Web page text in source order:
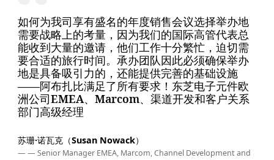
如何为我司享有盛名的年度销售会议选择举办地
需要战略上的考量，因为我们的国际高管代表总
能收到大量的邀请，他们工作十分繁忙，迫切需
要合适的旅行时间。承办团队因此必须确保举办
地是具备吸引力的，还能提供完善的基础设施
——阿布扎比满足了所有要求！东芝电子元件欧
洲公司EMEA、Marcom、渠道开发和客户关系
部门高级经理
苏珊·诺瓦克（Susan Nowack）
— — Senior Manager EMEA, Marcom, Channel Development and